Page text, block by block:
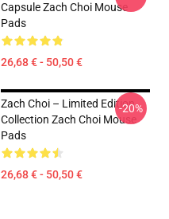
Capsule Zach Choi Mouse
Pads
26,68 € - 50,50 €
Zach Choi – Limited Edition
Collection Zach Choi Mouse
Pads
26,68 € - 50,50 €
-20%